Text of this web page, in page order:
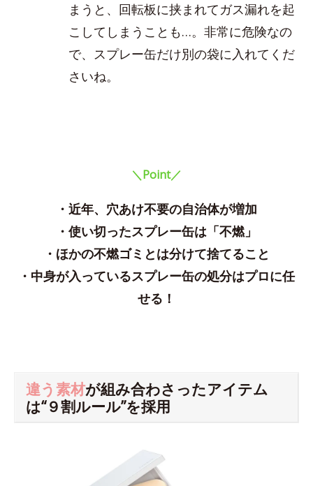
まうと、回転板に挟まれてガス漏れを起
こしてしまうことも…。非常に危険なの
で、スプレー缶だけ別の袋に入れてくだ
さいね。
＼Point／
・近年、穴あけ不要の自治体が増加
・使い切ったスプレー缶は「不燃」
・ほかの不燃ゴミとは分けて捨てること
・中身が入っているスプレー缶の処分はプロに任
せる！
違う素材が組み合わさったアイテム
は“９割ルール”を採用